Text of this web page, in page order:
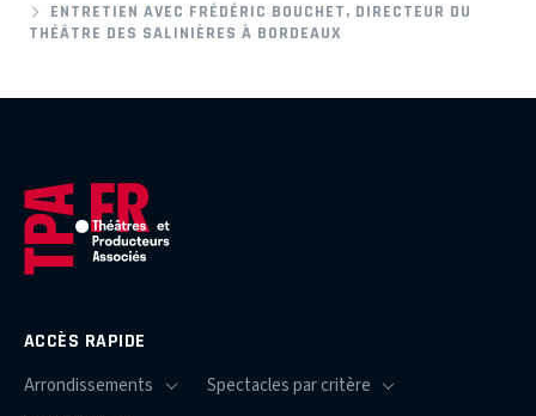
ENTRETIEN AVEC FRÉDÉRIC BOUCHET, DIRECTEUR DU
THÉÂTRE DES SALINIÈRES À BORDEAUX
ACCÈS RAPIDE